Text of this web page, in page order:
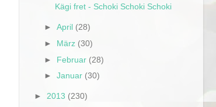
Kägi fret - Schoki Schoki Schoki
►April (28)
► März (30)
► Februar (28)
►Januar (30)
► 2013 (230)